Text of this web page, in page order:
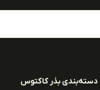
دسته‌بندی بذر کاکتوس